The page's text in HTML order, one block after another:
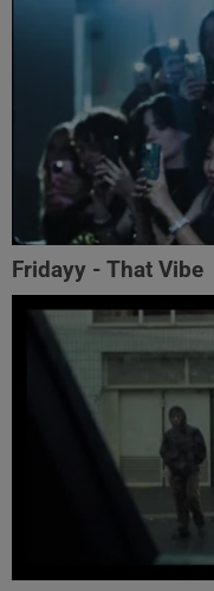
Fridayy - That Vibe